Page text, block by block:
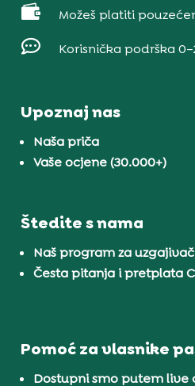
 Možeš platiti
 Korisnička podrška
Upoznaj nas
Naša priča
Vaše ocjene (30.000+)
Štedite s nama
Naš program za
Česta pitanja i pretplata
Pomoć za vlasnike
Dostupni smo putem live